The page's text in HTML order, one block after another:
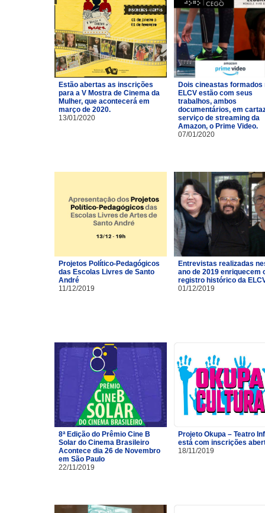
Estão abertas as inscrições
para a V Mostra de Cinema da
Mulher, que acontecerá em
março de 2020.
13/01/2020
Dois cineastas formados
ELCV estão com seus
trabalhos, ambos
documentários, em
serviço de streaming da
Amazon, o Prime Video.
07/01/2020
Projetos Político-Pedagógicos
das Escolas Livres de Santo
André
11/12/2019
Entrevistas realizadas
ano de 2019 enriquecem
registro histórico da
01/12/2019
8ª Edição do Prêmio Cine B
Solar do Cinema Brasileiro
Acontece dia 26 de Novembro
em São Paulo
22/11/2019
Projeto Okupa – Teatro
está com inscrições
18/11/2019